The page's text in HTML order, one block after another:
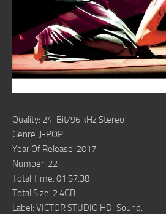
Quality: 24-Bit/96 kHz Stereo
Genre: J-POP
Year Of Release: 2017
Number: 22
Total Time: 01:57:38
Total Size: 2.4GB
Label: VICTOR STUDIO HD-Sound.